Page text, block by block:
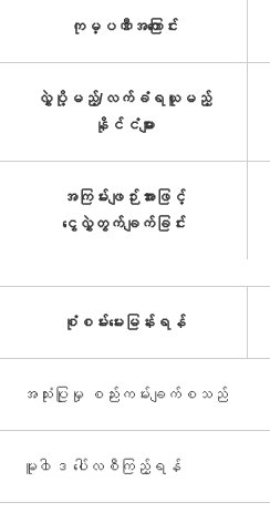
ကုမ္ပဏီအကြောင်း
လွှဲပို့မည့်/လက်ခံရယူမည့်
နိုင်ငံများ
အကြမ်းဖျဉ်းအားဖြင့်
ငွေလွှဲတွက်ချက်ခြင်း
စုံစမ်းမေးမြန်းရန်
အသုံးပြုမှု စည်းကမ်းချက်စသည်
မူ၀ါဒ ပေါ်လစီကြည့်ရန်